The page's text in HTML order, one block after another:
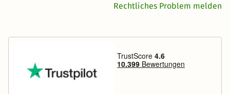
Rechtliches Problem melden